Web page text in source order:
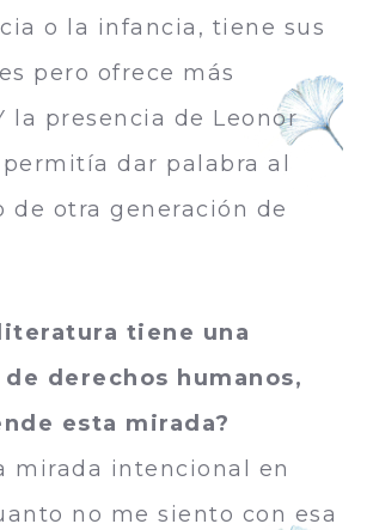
o la infancia, tiene sus
pero ofrece más
la presencia de Leonor
dar palabra al
de otra generación de
tiene una
derechos humanos,
esta mirada?
mirada intencional en
no me siento con esa